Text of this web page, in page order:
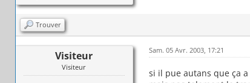
Trouver
Visiteur
Visiteur
Sam. 05 Avr. 2003, 17:21
si il pue autans que ça